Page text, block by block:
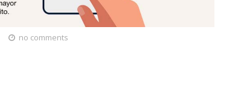
no comments